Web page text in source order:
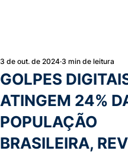
GOLPES
ATINGEM 24%
POPULAÇÃO
BRASILEIRA,
3 de out. de 2024 3 min de leitura